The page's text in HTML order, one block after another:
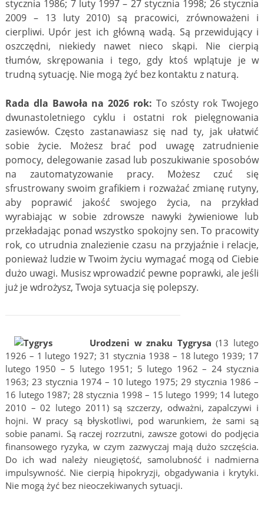
stycznia 1986; 7 luty 1997 – 27 stycznia 1998; 26 stycznia
2009 – 13 luty 2010) są pracowici, zrównoważeni i
cierpliwi. Upór jest ich główną wadą. Są przewidujący i
oszczędni, niekiedy nawet nieco skąpi. Nie cierpią
tłumów, skrępowania i tego, gdy ktoś wplątuje je w
trudną sytuację. Nie mogą żyć bez kontaktu z naturą.
Rada dla Bawoła na 2026 rok: To szósty rok Twojego
dwunastoletniego cyklu i ostatni rok pielęgnowania
zasiewów. Często zastanawiasz się nad ty, jak ułatwić
sobie życie. Możesz brać pod uwagę zatrudnienie
pomocy, delegowanie zasad lub poszukiwanie sposobów
na zautomatyzowanie pracy. Możesz czuć się
sfrustrowany swoim grafikiem i rozważać zmianę rutyny,
aby poprawić jakość swojego życia, na przykład
wyrabiając w sobie zdrowsze nawyki żywieniowe lub
przekładając ponad wszystko spokojny sen. To pracowity
rok, co utrudnia znalezienie czasu na przyjaźnie i relacje,
ponieważ ludzie w Twoim życiu wymagać mogą od Ciebie
dużo uwagi. Musisz wprowadzić pewne poprawki, ale jeśli
już je wdrożysz, Twoja sytuacja się polepszy.
Urodzeni w znaku Tygrysa (13 lutego
1926 – 1 lutego 1927; 31 stycznia 1938 – 18 lutego 1939; 17
lutego 1950 – 5 lutego 1951; 5 lutego 1962 – 24 stycznia
1963; 23 stycznia 1974 – 10 lutego 1975; 29 stycznia 1986 –
16 lutego 1987; 28 stycznia 1998 – 15 lutego 1999; 14 lutego
2010 – 02 lutego 2011) są szczerzy, odważni, zapalczywi i
hojni. W pracy są błyskotliwi, pod warunkiem, że sami są
sobie panami. Są raczej rozrzutni, zawsze gotowi do podjęcia
finansowego ryzyka, w czym zazwyczaj mają dużo szczęścia.
Do ich wad należy nieugiętość, samolubność i nadmierna
impulsywność. Nie cierpią hipokryzji, obgadywania i krytyki.
Nie mogą żyć bez nieoczekiwanych sytuacji.